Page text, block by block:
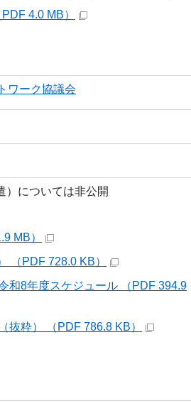
4.0 MB）
ワーク協議会
）については非公開
MB）
（PDF 728.0 KB）
和8年度スケジュール （PDF 394.9
抜粋） （PDF 786.8 KB）